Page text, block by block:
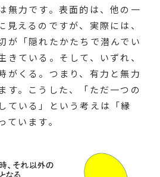
無力です。表面的は、他の一
見えるのですが、実際には、
が「隠れたかたちで潜んでい
きている。そして、いずれ、
がくる。つまり、有力と無力
す。こうした、「ただ一つの
ている」という考えは「縁
います。